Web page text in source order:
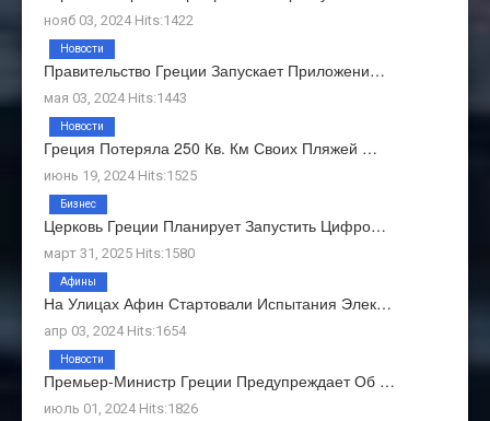
нояб 03, 2024 Hits:1422
Правительство Греции Запускает Приложени…
мая 03, 2024 Hits:1443
Новости
Греция Потеряла 250 Кв. Км Своих Пляжей …
июнь 19, 2024 Hits:1525
Новости
Церковь Греции Планирует Запустить Цифро…
март 31, 2025 Hits:1580
Бизнес
На Улицах Афин Стартовали Испытания Элек…
апр 03, 2024 Hits:1654
Афины
Премьер-Министр Греции Предупреждает Об …
июль 01, 2024 Hits:1826
Новости